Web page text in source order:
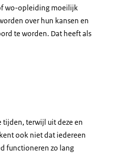
wo-opleiding moeilijk
over hun kansen en
te worden. Dat heeft als
tijden, terwijl uit deze en
ook niet dat iedereen
functioneren zo lang